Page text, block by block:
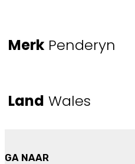
Merk Penderyn
Land Wales
GA NAAR